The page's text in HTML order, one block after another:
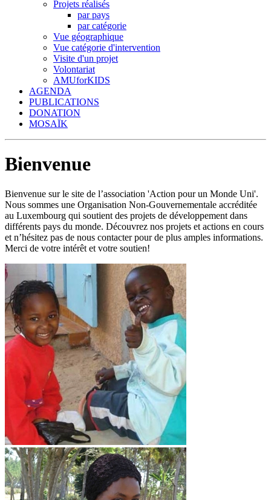
Projets réalisés
par pays
par catégorie
Vue géographique
Vue catégorie d'intervention
Visite d'un projet
Volontariat
AMUforKIDS
AGENDA
PUBLICATIONS
DONATION
MOSAÏK
Bienvenue
Bienvenue sur le site de l’association 'Action pour un Monde Uni'.
Nous sommes une Organisation Non-Gouvernementale accréditée
au Luxembourg qui soutient des projets de développement dans
différents pays du monde. Découvrez nos projets et actions en cours
et n’hésitez pas de nous contacter pour de plus amples informations.
Merci de votre intérêt et votre soutien!